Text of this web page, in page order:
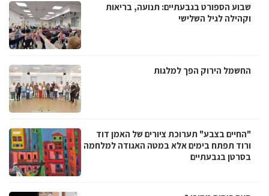
שבוע הספורט בגבעתיים: תנועה, בריאות
וקהילה לגיל השלישי
החשמל הירוק הפך למלגות
"החיים בצבע" תערוכת ציורים של האמן דוד
ורוד תפתח בימים אלא במטה האגודה למלחמה
בסרטן בגבעתיים